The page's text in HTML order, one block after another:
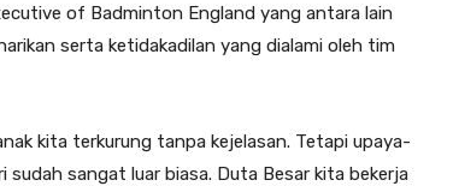
of Badminton England yang antara lain
serta ketidakadilan yang dialami oleh tim
kita terkurung tanpa kejelasan. Tetapi upaya-
sudah sangat luar biasa. Duta Besar kita bekerja